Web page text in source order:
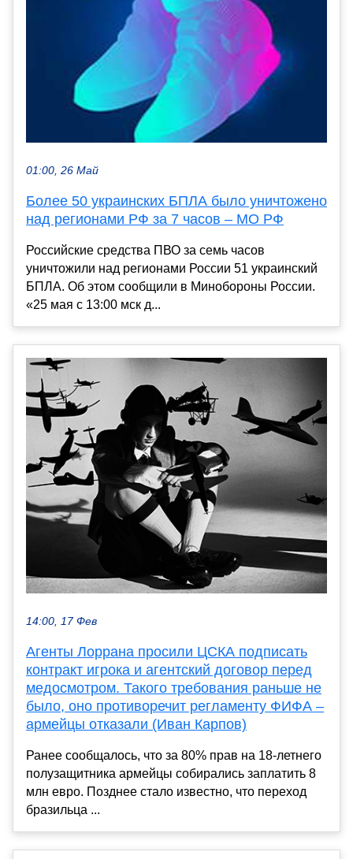
01:00, 26 Май
Более 50 украинских БПЛА было уничтожено
над регионами РФ за 7 часов – МО РФ
Российские средства ПВО за семь часов
уничтожили над регионами России 51 украинский
БПЛА. Об этом сообщили в Минобороны России.
«25 мая с 13:00 мск д...
14:00, 17 Фев
Агенты Лоррана просили ЦСКА подписать
контракт игрока и агентский договор перед
медосмотром. Такого требования раньше не
было, оно противоречит регламенту ФИФА –
армейцы отказали (Иван Карпов)
Ранее сообщалось, что за 80% прав на 18-летнего
полузащитника армейцы собирались заплатить 8
млн евро. Позднее стало известно, что переход
бразильца ...